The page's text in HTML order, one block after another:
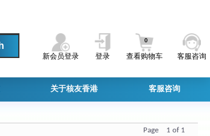
新会员登录 登录 查看购物车
0
客服咨询
关于核友香港 客服咨询
Page 1 of 1